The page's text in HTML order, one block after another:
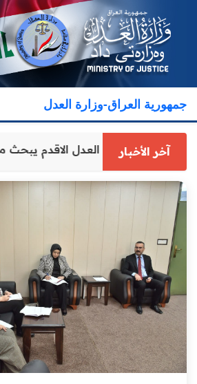
جمهورية العراق-وزارة العدل
آخر الأخباروكيل وزارة العدل الاقدم